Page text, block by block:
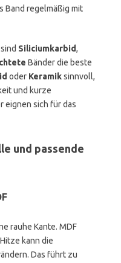
Band regelmäßig mit
Siliciumkarbid,
Bänder die beste
oder Keramiksinnvoll,
und kurze
eignen sich für das
und passende
rauhe Kante. MDF
kann die
Das führt zu